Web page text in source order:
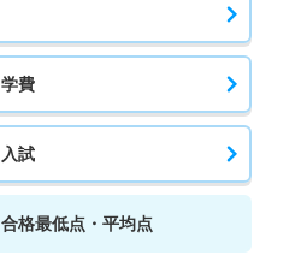
学費
入試
合格最低点・平均点